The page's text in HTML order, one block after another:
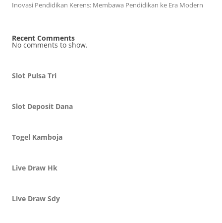
Inovasi Pendidikan Kerens: Membawa Pendidikan ke Era Modern
Recent Comments
No comments to show.
Slot Pulsa Tri
Slot Deposit Dana
Togel Kamboja
Live Draw Hk
Live Draw Sdy